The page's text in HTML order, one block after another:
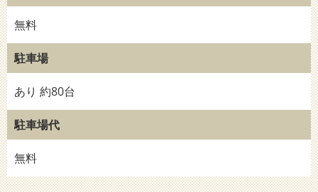
無料
駐車場
あり 約80台
駐車場代
無料